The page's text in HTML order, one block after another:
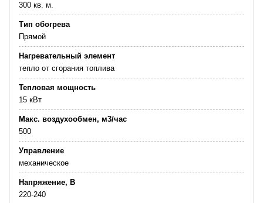
300 кв. м.
Тип обогрева
Прямой
Нагревательный элемент
тепло от сгорания топлива
Тепловая мощность
15 кВт
Макс. воздухообмен, м3/час
500
Управление
механическое
Напряжение, В
220-240